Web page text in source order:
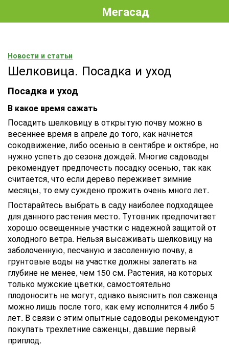
Мегасад
Новости и статьи
Шелковица. Посадка и уход
Посадка и уход
В какое время сажать
Посадить шелковицу в открытую почву можно в
весеннее время в апреле до того, как начнется
сокодвижение, либо осенью в сентябре и октябре, но
нужно успеть до сезона дождей. Многие садоводы
рекомендует предпочесть посадку осенью, так как
считается, что если дерево переживет зимние
месяцы, то ему суждено прожить очень много лет.
Постарайтесь выбрать в саду наиболее подходящее
для данного растения место. Тутовник предпочитает
хорошо освещенные участки с надежной защитой от
холодного ветра. Нельзя высаживать шелковицу на
заболоченную, песчаную и засоленную почву, а
грунтовые воды на участке должны залегать на
глубине не менее, чем 150 см. Растения, на которых
только мужские цветки, самостоятельно
плодоносить не могут, однако выяснить пол саженца
можно лишь после того, как ему исполнится 4 либо 5
лет. В связи с этим опытные садоводы рекомендуют
покупать трехлетние саженцы, давшие первый
приплод.